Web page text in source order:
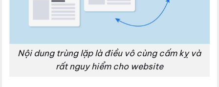
Nội dung trùng lặp là điều vô cùng cấm kỵ và
rất nguy hiểm cho website